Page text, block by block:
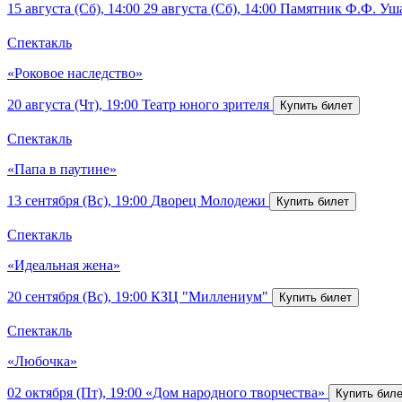
15 августа (Сб), 14:00 29 августа (Сб), 14:00 Памятник Ф.Ф.
Спектакль
«Роковое наследство»
20 августа (Чт), 19:00 Театр юного зрителя
Спектакль
«Папа в паутине»
13 сентября (Вс), 19:00 Дворец Молодежи
Спектакль
«Идеальная жена»
20 сентября (Вс), 19:00 КЗЦ "Миллениум"
Спектакль
«Любочка»
02 октября (Пт), 19:00 «Дом народного творчества»